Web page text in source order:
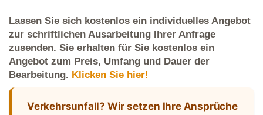
Lassen Sie sich kostenlos ein individuelles Angebot
zur schriftlichen Ausarbeitung Ihrer Anfrage
zusenden. Sie erhalten für Sie kostenlos ein
Angebot zum Preis, Umfang und Dauer der
Bearbeitung. Klicken Sie hier!
Verkehrsunfall? Wir setzen Ihre Ansprüche